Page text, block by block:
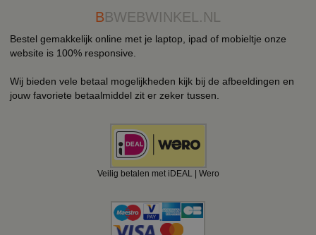
BBWEBWINKEL.NL
Bestel gemakkelijk online met je laptop, ipad of mobieltje onze
website is 100% responsive.
Wij bieden vele betaal mogelijkheden kijk bij de afbeeldingen en
jouw favoriete betaalmiddel zit er zeker tussen.
Veilig betalen met iDEAL | Wero